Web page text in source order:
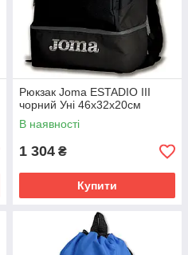
Рюкзак Joma ESTADIO III
чорний Уні 46х32х20см
В наявності
1 304 ₴
Купити